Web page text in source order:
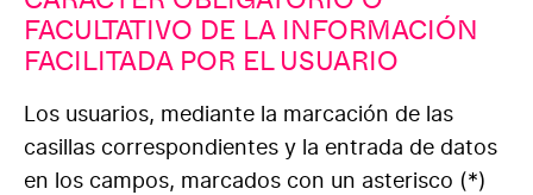
FACULTATIVO DE LA INFORMACIÓN
FACILITADA POR EL USUARIO
Los usuarios, mediante la marcación de las
casillas correspondientes y la entrada de datos
en los campos, marcados con un asterisco (*)